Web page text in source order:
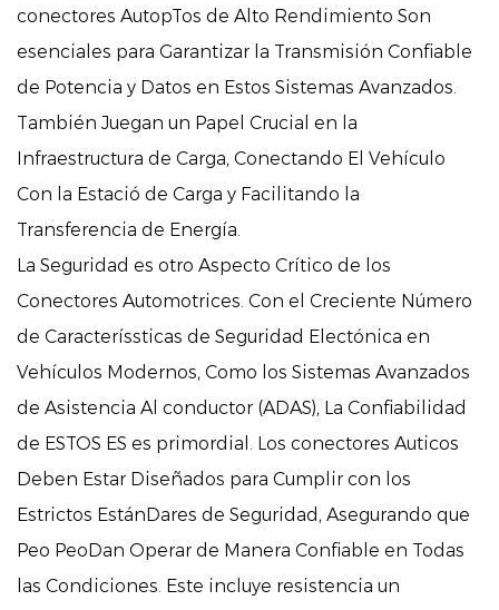
conectores AutopTos de Alto Rendimiento Son
esenciales para Garantizar la Transmisión Confiable
de Potencia y Datos en Estos Sistemas Avanzados.
También Juegan un Papel Crucial en la
Infraestructura de Carga, Conectando El Vehículo
Con la Estació de Carga y Facilitando la
Transferencia de Energía.
La Seguridad es otro Aspecto Crítico de los
Conectores Automotrices. Con el Creciente Número
de Caracteríssticas de Seguridad Electónica en
Vehículos Modernos, Como los Sistemas Avanzados
de Asistencia Al conductor (ADAS), La Confiabilidad
de ESTOS ES es primordial. Los conectores Auticos
Deben Estar Diseñados para Cumplir con los
Estrictos EstánDares de Seguridad, Asegurando que
Peo PeoDan Operar de Manera Confiable en Todas
las Condiciones. Este incluye resistencia un